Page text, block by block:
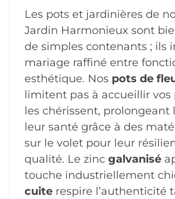
Les pots et jardinières de
Jardin Harmonieux sont
de simples contenants ; ils
mariage raffiné entre
esthétique. Nos pots de
limitent pas à accueillir vos
les chérissent, prolongeant
leur santé grâce à des
sur le volet pour leur
qualité. Le zinc galvanisé
touche industriellement
cuite respire l’authenticité